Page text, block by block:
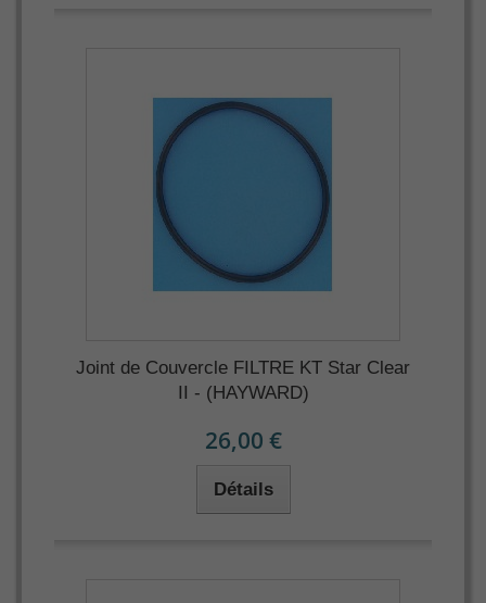
Joint de Couvercle FILTRE KT Star Clear
II - (HAYWARD)
26,00 €
Détails